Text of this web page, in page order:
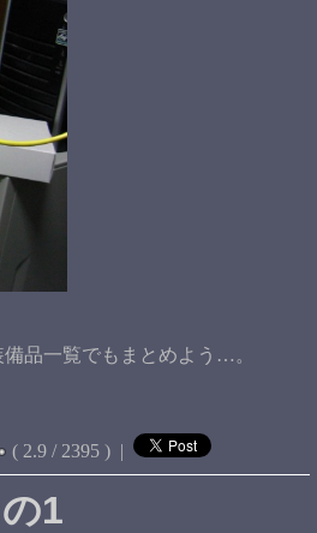
品一覧でもまとめよう…。
( 2.9 / 2395 ) |
1